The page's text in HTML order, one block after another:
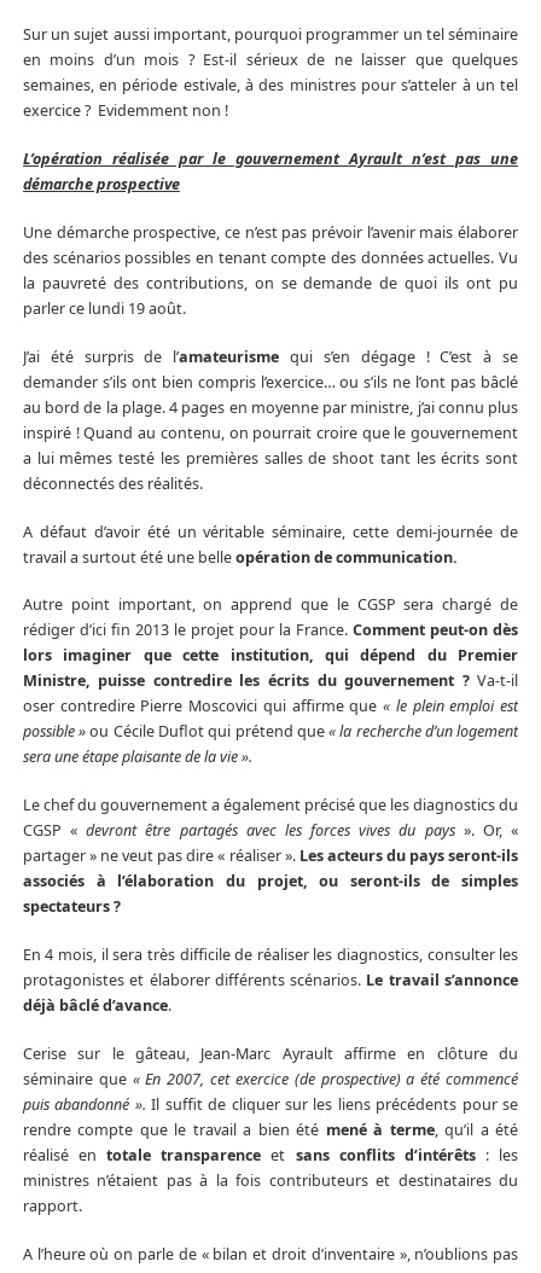
Sur un sujet aussi important, pourquoi programmer un tel séminaire
en moins d’un mois ? Est-il sérieux de ne laisser que quelques
semaines, en période estivale, à des ministres pour s’atteler à un tel
exercice ? Evidemment non !
L’opération réalisée par le gouvernement Ayrault n’est pas une
démarche prospective
Une démarche prospective, ce n’est pas prévoir l’avenir mais élaborer
des scénarios possibles en tenant compte des données actuelles. Vu
la pauvreté des contributions, on se demande de quoi ils ont pu
parler ce lundi 19 août.
J’ai été surpris de l’amateurisme qui s’en dégage ! C’est à se
demander s’ils ont bien compris l’exercice… ou s’ils ne l’ont pas bâclé
au bord de la plage. 4 pages en moyenne par ministre, j’ai connu plus
inspiré ! Quand au contenu, on pourrait croire que le gouvernement
a lui mêmes testé les premières salles de shoot tant les écrits sont
déconnectés des réalités.
A défaut d’avoir été un véritable séminaire, cette demi-journée de
travail a surtout été une belleopération de communication.
Autre point important, on apprend que le CGSP sera chargé de
rédiger d’ici fin 2013 le projet pour la France.Comment peut-on dès
lors imaginer que cette institution, qui dépend du Premier
Ministre, puisse contredire les écrits du gouvernement ?Va-t-il
oser contredire Pierre Moscovici qui affirme que« le plein emploi est
possible »ou Cécile Duflot qui prétend que« la recherche d’un logement
sera une étape plaisante de la vie ».
Le chef du gouvernement a également précisé que les diagnostics du
CGSP «devront être partagés avec les forces vives du pays». Or, «
partager » ne veut pas dire « réaliser ». Les acteurs du pays seront-ils
associés à l’élaboration du projet, ou seront-ils de simples
spectateurs ?
En 4 mois, il sera très difficile de réaliser les diagnostics, consulter les
protagonistes et élaborer différents scénarios. Le travail s’annonce
déjà bâclé d’avance.
Cerise sur le gâteau, Jean-Marc Ayrault affirme en clôture du
séminaire que « En 2007, cet exercice (de prospective) a été commencé
puis abandonné ». Il suffit de cliquer sur les liens précédents pour se
rendre compte que le travail a bien été mené à terme, qu’il a été
réalisé entotale transparence et sans conflits d’intérêts: les
ministres n’étaient pas à la fois contributeurs et destinataires du
rapport.
A l’heure où on parle de « bilan et droit d’inventaire », n’oublions pas